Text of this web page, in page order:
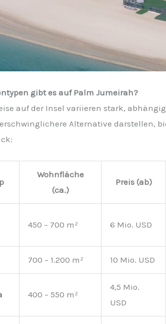
gibt es auf Palm Jumeirah?
auf der Insel variieren stark,
Alternative darstellen,
Wohnfläche
(ca.)
Preis (ab)
450 – 700 m² 6 Mio. USD
700 – 1.200 m² 10 Mio. USD
400 – 550 m²
4,5 Mio.
USD